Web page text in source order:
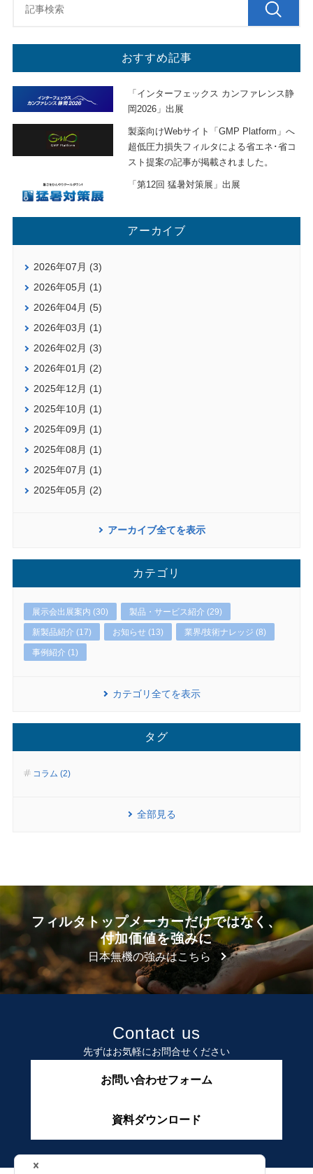
おすすめ記事
「インターフェックス カンファレンス静
岡2026」出展
製薬向けWebサイト「GMP Platform」へ
超低圧力損失フィルタによる省エネ･省コ
スト提案の記事が掲載されました。
「第12回 猛暑対策展」出展
アーカイブ
2026年07月 (3)
2026年05月 (1)
2026年04月 (5)
2026年03月 (1)
2026年02月 (3)
2026年01月 (2)
2025年12月 (1)
2025年10月 (1)
2025年09月 (1)
2025年08月 (1)
2025年07月 (1)
2025年05月 (2)
アーカイブ全てを表示
カテゴリ
展示会出展案内 (30) 製品・サービス紹介 (29)
新製品紹介 (17) お知らせ (13) 業界/技術ナレッジ (8)
事例紹介 (1)
カテゴリ全てを表示
タグ
コラム (2)
全部見る
フィルタトップメーカーだけではなく、
付加価値を強みに
日本無機の強みはこちら
Contact us
先ずはお気軽にお問合せください
お問い合わせフォーム
資料ダウンロード